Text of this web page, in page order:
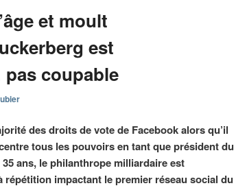
et moult
est
coupable
des droits de vote de Facebook alors qu’il
tous les pouvoirs en tant que président du
ans, le philanthrope milliardaire est
répétition impactant le premier réseau social du